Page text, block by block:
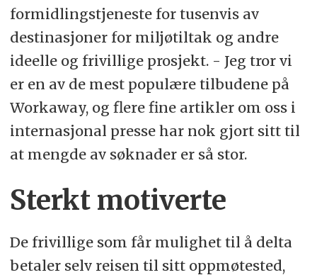
formidlingstjeneste for tusenvis av
destinasjoner for miljøtiltak og andre
ideelle og frivillige prosjekt. - Jeg tror vi
er en av de mest populære tilbudene på
Workaway, og flere fine artikler om oss i
internasjonal presse har nok gjort sitt til
at mengde av søknader er så stor.
Sterkt motiverte
De frivillige som får mulighet til å delta
betaler selv reisen til sitt oppmøtested,